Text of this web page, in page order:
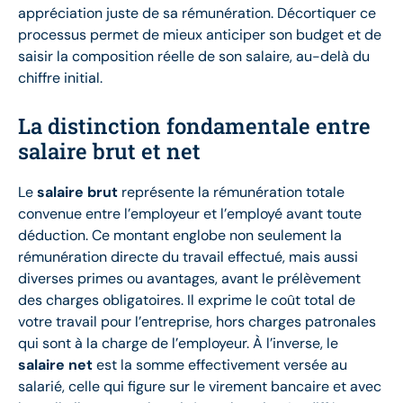
appréciation juste de sa rémunération. Décortiquer ce
processus permet de mieux anticiper son budget et de
saisir la composition réelle de son salaire, au-delà du
chiffre initial.
La distinction fondamentale entre
salaire brut et net
Lesalaire brut représente la rémunération totale
convenue entre l’employeur et l’employé avant toute
déduction. Ce montant englobe non seulement la
rémunération directe du travail effectué, mais aussi
diverses primes ou avantages, avant le prélèvement
des charges obligatoires. Il exprime le coût total de
votre travail pour l’entreprise, hors charges patronales
qui sont à la charge de l’employeur. À l’inverse, le
salaire netest la somme effectivement versée au
salarié, celle qui figure sur le virement bancaire et avec